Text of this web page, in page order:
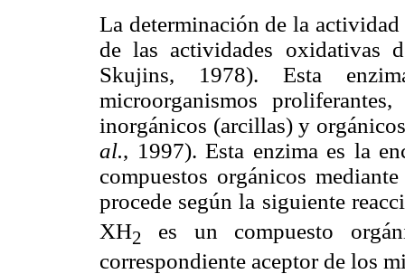
La determinación de la
de las actividades oxidativas
Skujins, 1978). Esta
microorganismos
inorgánicos (arcillas) y
al., 1997). Esta enzima es la
compuestos orgánicos
procede según la siguiente
XH2
es un compuesto
correspondiente aceptor de los